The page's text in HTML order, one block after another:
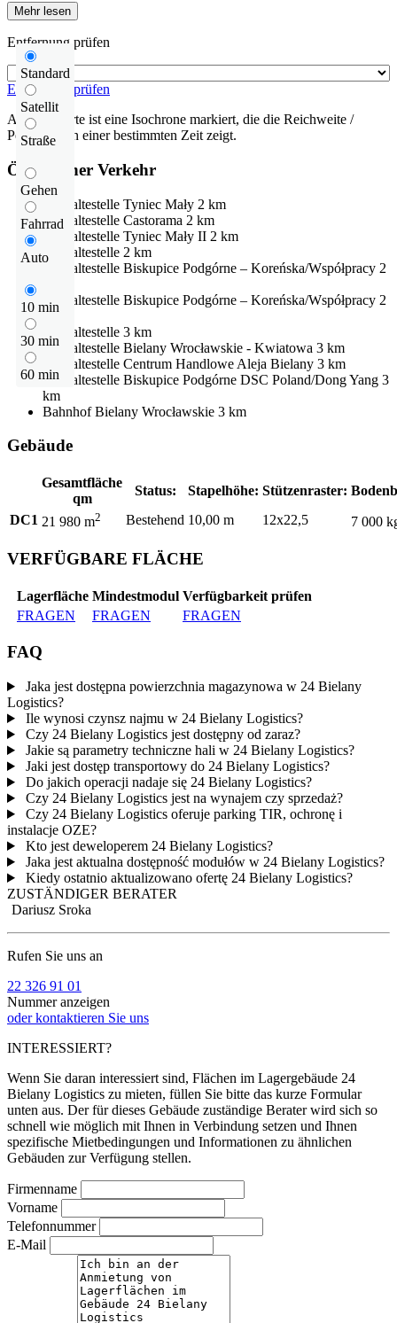
Mehr lesen
Standard
Satellit
Straße
Gehen
Fahrrad
Auto
10 min
30 min
60 min
Entfernung prüfen
Entfernung prüfen
Auf der Karte ist eine Isochrone markiert, die die Reichweite /
Pendelzeit in einer bestimmten Zeit zeigt.
Öffentlicher Verkehr
Bushaltestelle Tyniec Mały 2 km
Bushaltestelle Castorama 2 km
Bushaltestelle Tyniec Mały II 2 km
Bushaltestelle 2 km
Bushaltestelle Biskupice Podgórne – Koreńska/Współpracy 2
Bushaltestelle Biskupice Podgórne – Koreńska/Współpracy 2
km
Bushaltestelle 3 km
Bushaltestelle Bielany Wrocławskie - Kwiatowa 3 km
Bushaltestelle Centrum Handlowe Aleja Bielany 3 km
Bushaltestelle Biskupice Podgórne DSC Poland/Dong Yang 3
km
Bahnhof Bielany Wrocławskie 3 km
Gebäude
Gesamtfläche
qm
Status: Stapelhöhe: Stützenraster:
DC1 21 980 m2 Bestehend 10,00 m 12x22,5 7 000
VERFÜGBARE FLÄCHE
Lagerfläche Mindestmodul Verfügbarkeit prüfen
FRAGEN
FRAGEN FRAGEN
FAQ
Jaka jest dostępna powierzchnia magazynowa w 24 Bielany
Logistics?
Ile wynosi czynsz najmu w 24 Bielany Logistics?
Czy 24 Bielany Logistics jest dostępny od zaraz?
Jakie są parametry techniczne hali w 24 Bielany Logistics?
Jaki jest dostęp transportowy do 24 Bielany Logistics?
Do jakich operacji nadaje się 24 Bielany Logistics?
Czy 24 Bielany Logistics jest na wynajem czy sprzedaż?
Czy 24 Bielany Logistics oferuje parking TIR, ochronę i
instalacje OZE?
Kto jest deweloperem 24 Bielany Logistics?
Jaka jest aktualna dostępność modułów w 24 Bielany Logistics?
Kiedy ostatnio aktualizowano ofertę 24 Bielany Logistics?
ZUSTÄNDIGER BERATER
Dariusz Sroka
Rufen Sie uns an
22 326 91 01
Nummer anzeigen
oder kontaktieren Sie uns
INTERESSIERT?
Wenn Sie daran interessiert sind, Flächen im Lagergebäude 24
Bielany Logistics zu mieten, füllen Sie bitte das kurze Formular
unten aus. Der für dieses Gebäude zuständige Berater wird sich so
schnell wie möglich mit Ihnen in Verbindung setzen und Ihnen
spezifische Mietbedingungen und Informationen zu ähnlichen
Gebäuden zur Verfügung stellen.
Firmenname
Vorname
Telefonnummer
E-Mail